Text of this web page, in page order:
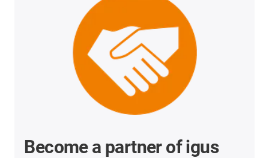
Become a partner of igus